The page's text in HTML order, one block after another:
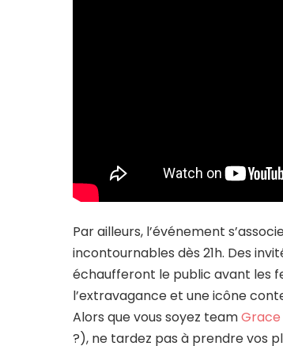
Par ailleurs, l’événement
incontournables dès 21h. Des
échaufferont le public avant les
l’extravagance et une icône
Alors que vous soyez teamGrace
?), ne tardez pas à prendre vos